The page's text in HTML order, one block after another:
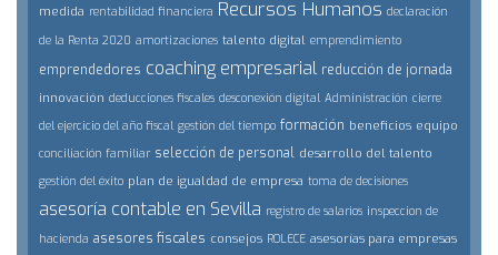
medida rentabilidad financiera Recursos Humanos declaración
de la Renta 2020 amortizaciones talento digital emprendimiento
emprendedores coaching empresarial reducción de jornada
innovación deducciones fiscales desconexión digital Administración cierre
del ejercicio del año fiscal gestión del tiempo formación beneficios equipo
conciliación familiar selección de personal desarrollo del talento
gestión del éxito plan de igualdad de empresa toma de decisiones
asesoría contable en Sevilla registro de salarios inspeccion de
hacienda asesores fiscales consejos ROLECE asesorías para empresas